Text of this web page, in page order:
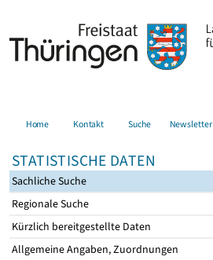
Home Kontakt Suche Newsletter
STATISTISCHE DATEN
Sachliche Suche
Regionale Suche
Kürzlich bereitgestellte Daten
Allgemeine Angaben, Zuordnungen